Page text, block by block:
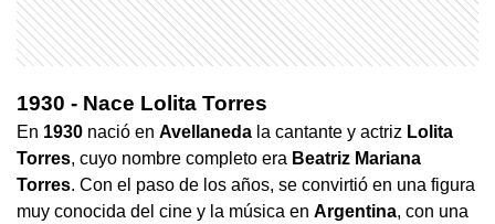
1930 - Nace Lolita Torres
En 1930 nació en Avellaneda la cantante y actriz Lolita
Torres, cuyo nombre completo era Beatriz Mariana
Torres. Con el paso de los años, se convirtió en una figura
muy conocida del cine y la música en Argentina, con una